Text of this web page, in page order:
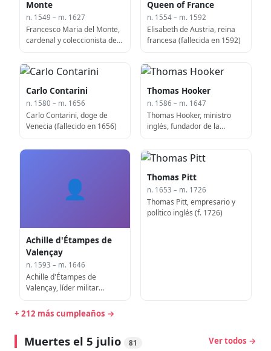
Monte
n. 1549 – m. 1627
Francesco Maria del Monte,
cardenal y coleccionista de
1627)
Queen of France
n. 1554 – m. 1592
Elisabeth de Austria, reina
francesa (fallecida en 1592)
Carlo Contarini
n. 1580 – m. 1656
Carlo Contarini, doge de
Venecia (fallecido en 1656)
Thomas Hooker
n. 1586 – m. 1647
Thomas Hooker, ministro
inglés, fundador de la
1586)
👤
Achille d'Étampes de
Valençay
n. 1593 – m. 1646
Achille d'Étampes de
Valençay, líder militar
Thomas Pitt
n. 1653 – m. 1726
Thomas Pitt, empresario y
político inglés (f. 1726)
+ 212 más cumpleaños →
Muertes el 5 julio 81 Ver todos →